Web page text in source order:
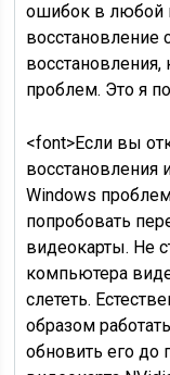
ошибок в любой
восстановления,
проблем. Это я
<font>Если вы
восстановления
Windows
попробовать
видеокарты. Не
компьютера
слететь.
образом
обновить его до